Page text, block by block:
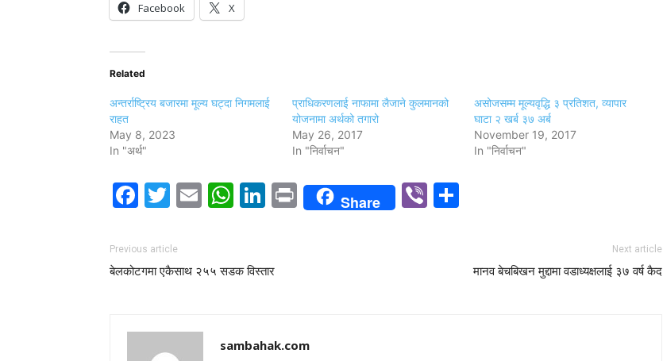
Facebook X
Related
अन्तर्राष्ट्रिय बजारमा मूल्य घट्दा निगमलाई
राहत
May 8, 2023
In "अर्थ"
प्राधिकरणलाई नाफामा लैजाने कुलमानको
योजनामा अर्थको तगारो
May 26, 2017
In "निर्वाचन"
असोजसम्म मूल्यवृद्धि ३ प्रतिशत, व्यापार
घाटा २ खर्ब ३७ अर्ब
November 19, 2017
In "निर्वाचन"
Facebook
Twitter
EmailWhatsApp
LinkedIn
PrintShare Viber
Previous article
बेलकोटगमा एकैसाथ २५५ सडक विस्तार
Next article
मानव बेचबिखन मुद्दामा वडाध्यक्षलाई ३७ वर्ष कैद
sambahak.com